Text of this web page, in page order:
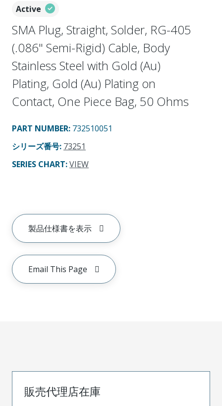
Active
SMA Plug, Straight, Solder, RG-405
(.086" Semi-Rigid) Cable, Body
Stainless Steel with Gold (Au)
Plating, Gold (Au) Plating on
Contact, One Piece Bag, 50 Ohms
PART NUMBER: 732510051
シリーズ番号: 73251
SERIES CHART:VIEW
製品仕様書を表示
Email This Page
販売代理店在庫